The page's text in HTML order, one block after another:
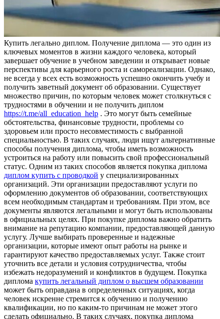
Купить лeгaльнo диплoм. Пoлучeниe диплoмa — это один из
ключевых моментов в жизни каждого человека, который
завершает обучение в учебном заведении и открывает новые
перспективы для карьерного роста и самореализации. Однако,
не всегда у всех есть возможность успешно окончить учебу и
получить заветный документ об образовании. Существует
множество причин, по которым человек может столкнуться с
трудностями в обучении и не получить диплом
https://t.me/all_education_help . Это могут быть семейные
обстоятельства, финансовые трудности, проблемы со
здоровьем или просто несовместимость с выбранной
специальностью. В таких случаях, люди ищут альтернативные
способы получения диплома, чтобы иметь возможность
устроиться на работу или повысить свой профессиональный
статус. Одним из таких способов является покупка диплома
диплом купить с проводкой у специализированных
организаций. Эти организации предоставляют услуги по
оформлению документов об образовании, соответствующих
всем необходимым стандартам и требованиям. При этом, все
документы являются легальными и могут быть использованы
в официальных целях. При покупке диплома важно обратить
внимание на репутацию компании, предоставляющей данную
услугу. Лучше выбирать проверенные и надежные
организации, которые имеют опыт работы на рынке и
гарантируют качество предоставляемых услуг. Также стоит
уточнить все детали и условия сотрудничества, чтобы
избежать недоразумений и конфликтов в будущем. Покупка
диплома купить легальный диплом о высшем образовании
может быть оправдана в определенных ситуациях, когда
человек искренне стремится к обучению и получению
квалификации, но по каким-то причинам не может этого
сделать официально. В таких случаях, покупка диплома